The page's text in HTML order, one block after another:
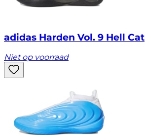
adidas Harden Vol. 9 Hell Cat
Niet op voorraad